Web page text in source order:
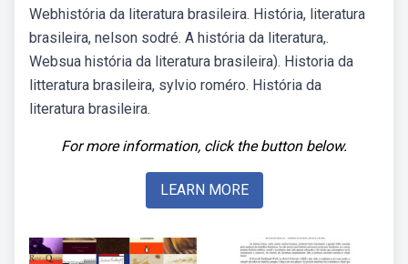
Webhistória da literatura brasileira. História, literatura
brasileira, nelson sodré. A história da literatura,.
Websua história da literatura brasileira). Historia da
litteratura brasileira, sylvio roméro. História da
literatura brasileira.
For more information, click the button below.
LEARN MORE